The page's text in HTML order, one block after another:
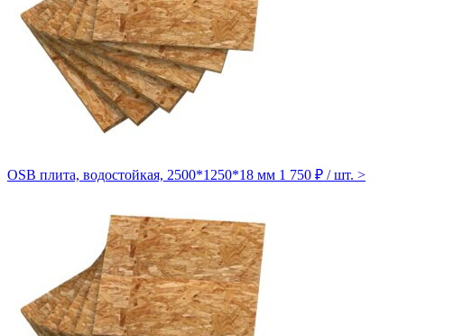
OSB плита, водостойкая, 2500*1250*18 мм 1 750 ₽ / шт. >